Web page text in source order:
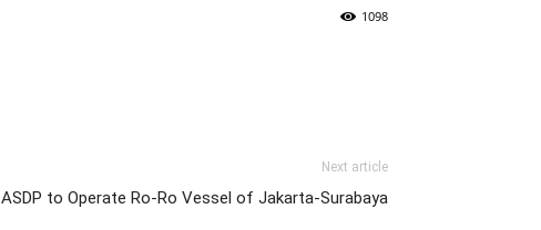
1098
Next article
ASDP to Operate Ro-Ro Vessel of Jakarta-Surabaya